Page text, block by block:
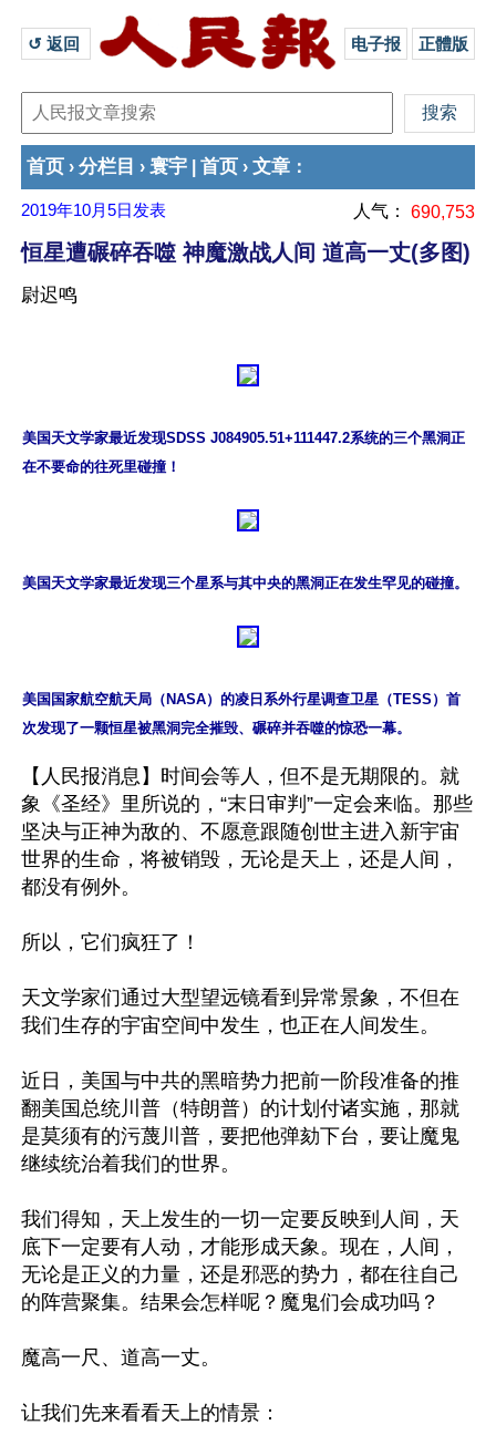
↺ 返回 电子报 正體版
首页 › 分栏目 › 寰宇 首页 › 文章 ：
2019年10月5日 发表 人气： 690,753
恒星遭碾碎吞噬 神魔激战人间 道高一丈(多图)
尉迟鸣
美国天文学家最近发现SDSS J084905.51+111447.2系统的三个黑洞正
在不要命的往死里碰撞！
美国天文学家最近发现三个星系与其中央的黑洞正在发生罕见的碰撞。
美国国家航空航天局（NASA）的凌日系外行星调查卫星（TESS）首
次发现了一颗恒星被黑洞完全摧毁、碾碎并吞噬的惊恐一幕。
【人民报消息】时间会等人，但不是无期限的。就
象《圣经》里所说的，“末日审判”一定会来临。那些
坚决与正神为敌的、不愿意跟随创世主进入新宇宙
世界的生命，将被销毁，无论是天上，还是人间，
都没有例外。
所以，它们疯狂了！
天文学家们通过大型望远镜看到异常景象，不但在
我们生存的宇宙空间中发生，也正在人间发生。
近日，美国与中共的黑暗势力把前一阶段准备的推
翻美国总统川普（特朗普）的计划付诸实施，那就
是莫须有的污蔑川普，要把他弹劾下台，要让魔鬼
继续统治着我们的世界。
我们得知，天上发生的一切一定要反映到人间，天
底下一定要有人动，才能形成天象。现在，人间，
无论是正义的力量，还是邪恶的势力，都在往自己
的阵营聚集。结果会怎样呢？魔鬼们会成功吗？
魔高一尺、道高一丈。
让我们先来看看天上的情景：